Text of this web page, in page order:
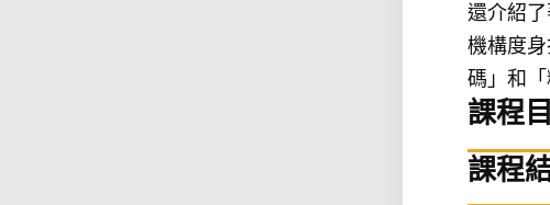
還介紹
機構度
碼」和
課程
課程